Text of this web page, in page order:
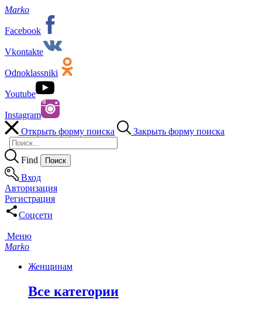
Marko
Facebook
Vkontakte
Odnoklassniki
Youtube
Instagram
Открыть форму поиска
Закрыть форму поиска
Find
Вход
Авторизация
Регистрация
Соцсети
Меню
Marko
Женщинам
Все категории